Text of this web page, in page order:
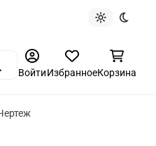
Светлая
ВойтиИзбранноеКорзина